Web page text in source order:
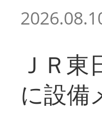
ＪＲ
に設備